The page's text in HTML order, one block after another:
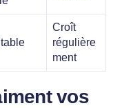
Croît
régulière
ment
vos